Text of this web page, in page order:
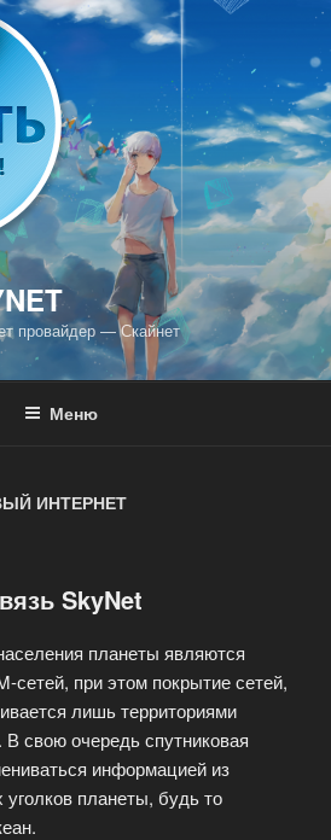
провайдер — Скайнет
Меню
ИНТЕРНЕТ
SkyNet
планеты являются
сетей, при этом покрытие сетей,
лишь территориями
свою очередь спутниковая
информацией из
планеты, будь то